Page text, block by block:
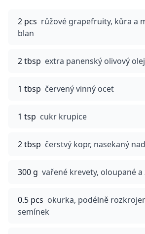
2 pcs růžové grapefruity, kůra a
blan
2 tbsp extra panenský olivový olej
1 tbsp červený vinný ocet
1 tsp cukr krupice
2 tbsp čerstvý kopr, nasekaný
300 g vařené krevety, oloupané
0.5 pcs okurka, podélně
semínek